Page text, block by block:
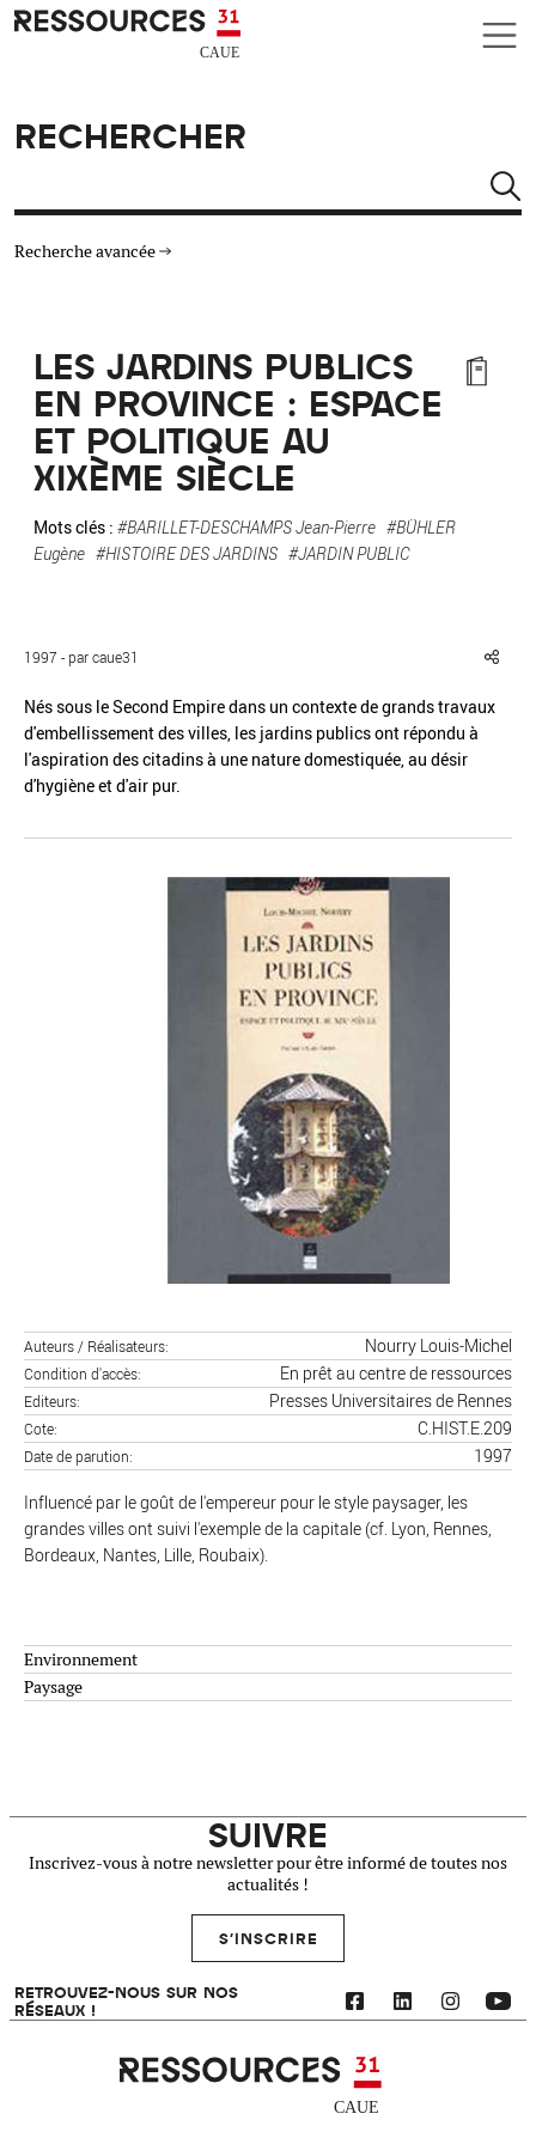
Aller au contenu principal
CAUE RESSOURCES 31
RECHERCHER
Recherche avancée
TYPE DE RESSOURCES
MATÉRIAUX
LES JARDINS PUBLICS
EN PROVINCE : ESPACE
ET POLITIQUE AU
XIXÈME SIÈCLE
Mots clés : #BARILLET-DESCHAMPS Jean-Pierre #BÜHLER
Eugène #HISTOIRE DES JARDINS #JARDIN PUBLIC
Environnement
Paysage
1997 - par caue31
Nés sous le Second Empire dans un contexte de grands travaux
d'embellissement des villes, les jardins publics ont répondu à
l'aspiration des citadins à une nature domestiquée, au désir
d'hygiène et d'air pur.
Auteurs / Réalisateurs Nourry Louis-Michel
Condition d'accès En prêt au centre de ressources
Editeurs Presses Universitaires de Rennes
Cote C.HIST.E.209
Date de parution 1997
Influencé par le goût de l'empereur pour le style paysager, les
grandes villes ont suivi l'exemple de la capitale (cf. Lyon, Rennes,
Bordeaux, Nantes, Lille, Roubaix).
SUIVRE
Inscrivez-vous à notre newsletter pour être informé de toutes nos
actualités !
S'INSCRIRE
RETROUVEZ-NOUS SUR NOS
RÉSEAUX !
Ressources 31